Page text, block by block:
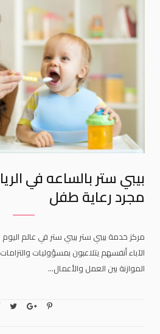
بيبي ستر بالساعه في
مجرد رعاية طفل
مركز خدمة بيبي ستر بيبي ستر في عالم
الآباء أنفسهم يتلاعبون بمسؤوليات
الموازنة بين العمل والأعمال…